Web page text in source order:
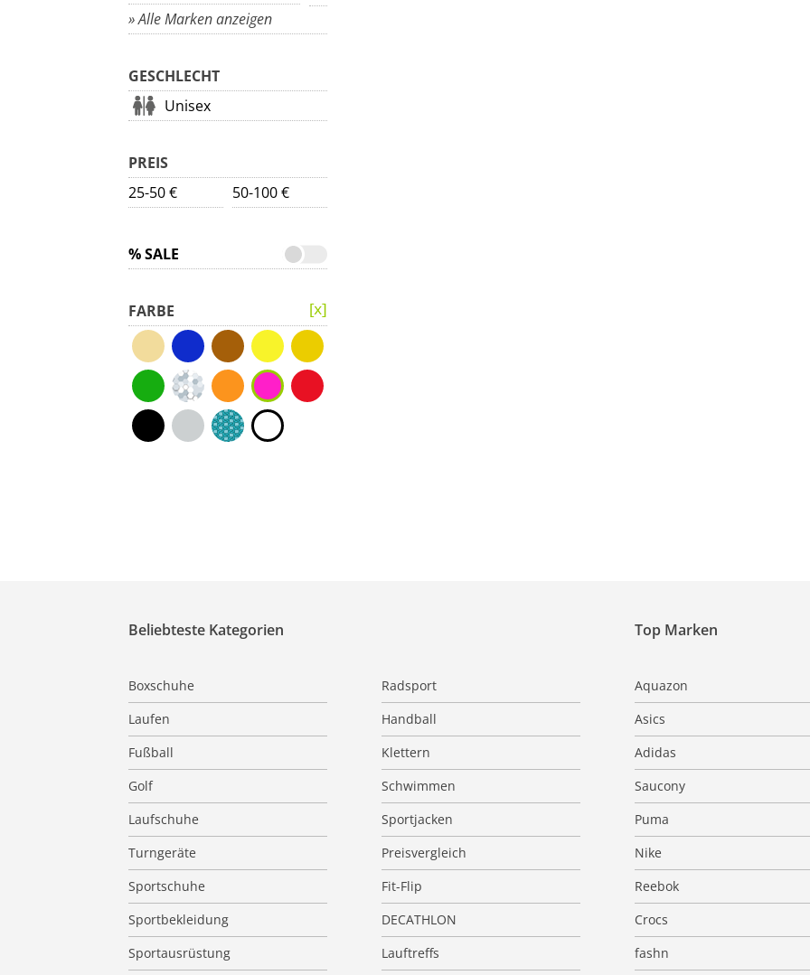
» Alle Marken anzeigen
GESCHLECHT
Unisex
PREIS
25-50 €
50-100 €
% SALE
FARBE
Beliebteste Kategorien
Boxschuhe
Radsport
Laufen
Handball
Fußball
Klettern
Golf
Schwimmen
Laufschuhe
Sportjacken
Turngeräte
Preisvergleich
Sportschuhe
Fit-Flip
Sportbekleidung
DECATHLON
Sportausrüstung
Lauftreffs
Top Marken
Aquazon
Asics
Adidas
Saucony
Puma
Nike
Reebok
Crocs
fashn